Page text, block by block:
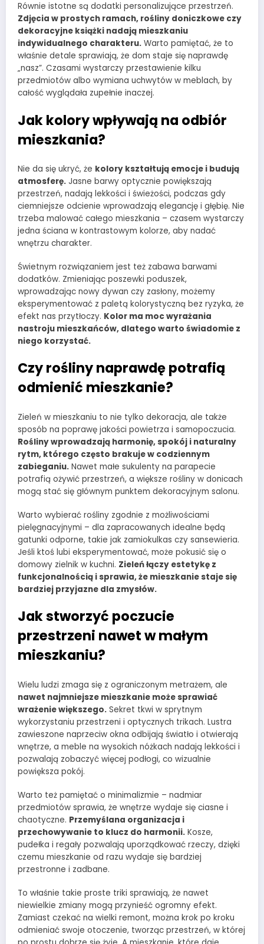
Równie istotne są dodatki personalizujące przestrzeń.
Zdjęcia w prostych ramach, rośliny doniczkowe czy
dekoracyjne książki nadają mieszkaniu
indywidualnego charakteru. Warto pamiętać, że to
właśnie detale sprawiają, że dom staje się naprawdę
„nasz”. Czasami wystarczy przestawienie kilku
przedmiotów albo wymiana uchwytów w meblach, by
całość wyglądała zupełnie inaczej.
Jak kolory wpływają na odbiór
mieszkania?
Nie da się ukryć, że kolory kształtują emocje i budują
atmosferę. Jasne barwy optycznie powiększają
przestrzeń, nadają lekkości i świeżości, podczas gdy
ciemniejsze odcienie wprowadzają elegancję i głębię. Nie
trzeba malować całego mieszkania – czasem wystarczy
jedna ściana w kontrastowym kolorze, aby nadać
wnętrzu charakter.
Świetnym rozwiązaniem jest też zabawa barwami
dodatków. Zmieniając poszewki poduszek,
wprowadzając nowy dywan czy zasłony, możemy
eksperymentować z paletą kolorystyczną bez ryzyka, że
efekt nas przytłoczy. Kolor ma moc wyrażania
nastroju mieszkańców, dlatego warto świadomie z
niego korzystać.
Czy rośliny naprawdę potrafią
odmienić mieszkanie?
Zieleń w mieszkaniu to nie tylko dekoracja, ale także
sposób na poprawę jakości powietrza i samopoczucia.
Rośliny wprowadzają harmonię, spokój i naturalny
rytm, którego często brakuje w codziennym
zabieganiu. Nawet małe sukulenty na parapecie
potrafią ożywić przestrzeń, a większe rośliny w donicach
mogą stać się głównym punktem dekoracyjnym salonu.
Warto wybierać rośliny zgodnie z możliwościami
pielęgnacyjnymi – dla zapracowanych idealne będą
gatunki odporne, takie jak zamiokulkas czy sansewieria.
Jeśli ktoś lubi eksperymentować, może pokusić się o
domowy zielnik w kuchni. Zieleń łączy estetykę z
funkcjonalnością i sprawia, że mieszkanie staje się
bardziej przyjazne dla zmysłów.
Jak stworzyć poczucie
przestrzeni nawet w małym
mieszkaniu?
Wielu ludzi zmaga się z ograniczonym metrażem, ale
nawet najmniejsze mieszkanie może sprawiać
wrażenie większego. Sekret tkwi w sprytnym
wykorzystaniu przestrzeni i optycznych trikach. Lustra
zawieszone naprzeciw okna odbijają światło i otwierają
wnętrze, a meble na wysokich nóżkach nadają lekkości i
pozwalają zobaczyć więcej podłogi, co wizualnie
powiększa pokój.
Warto też pamiętać o minimalizmie – nadmiar
przedmiotów sprawia, że wnętrze wydaje się ciasne i
chaotyczne. Przemyślana organizacja i
przechowywanie to klucz do harmonii. Kosze,
pudełka i regały pozwalają uporządkować rzeczy, dzięki
czemu mieszkanie od razu wydaje się bardziej
przestronne i zadbane.
To właśnie takie proste triki sprawiają, że nawet
niewielkie zmiany mogą przynieść ogromny efekt.
Zamiast czekać na wielki remont, można krok po kroku
odmieniać swoje otoczenie, tworząc przestrzeń, w której